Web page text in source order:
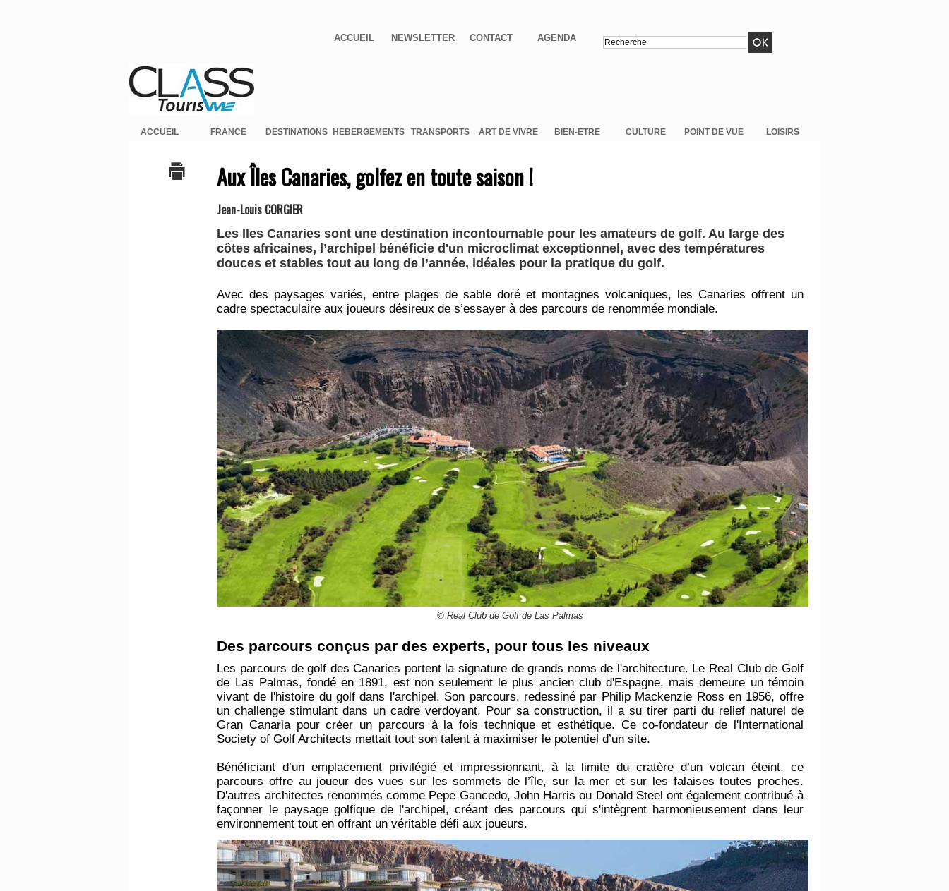
ACCUEIL NEWSLETTER CONTACT AGENDA
ACCUEIL FRANCE DESTINATIONS HEBERGEMENTS TRANSPORTS ART DE VIVRE BIEN-ETRE CULTURE POINT DE VUE LOISIRS
Aux Îles Canaries, golfez en toute saison !
Jean-Louis CORGIER
Les Iles Canaries sont une destination incontournable pour les amateurs de golf. Au large des
côtes africaines, l’archipel bénéficie d'un microclimat exceptionnel, avec des températures
douces et stables tout au long de l’année, idéales pour la pratique du golf.
Avec des paysages variés, entre plages de sable doré et montagnes volcaniques, les Canaries offrent un
cadre spectaculaire aux joueurs désireux de s’essayer à des parcours de renommée mondiale.
© Real Club de Golf de Las Palmas
Des parcours conçus par des experts, pour tous les niveaux
Les parcours de golf des Canaries portent la signature de grands noms de l'architecture. Le Real Club de Golf
de Las Palmas, fondé en 1891, est non seulement le plus ancien club d'Espagne, mais demeure un témoin
vivant de l'histoire du golf dans l'archipel. Son parcours, redessiné par Philip Mackenzie Ross en 1956, offre
un challenge stimulant dans un cadre verdoyant. Pour sa construction, il a su tirer parti du relief naturel de
Gran Canaria pour créer un parcours à la fois technique et esthétique. Ce co-fondateur de l'International
Society of Golf Architects mettait tout son talent à maximiser le potentiel d’un site.
Bénéficiant d’un emplacement privilégié et impressionnant, à la limite du cratère d’un volcan éteint, ce
parcours offre au joueur des vues sur les sommets de l’île, sur la mer et sur les falaises toutes proches.
D'autres architectes renommés comme Pepe Gancedo, John Harris ou Donald Steel ont également contribué à
façonner le paysage golfique de l'archipel, créant des parcours qui s'intègrent harmonieusement dans leur
environnement tout en offrant un véritable défi aux joueurs.